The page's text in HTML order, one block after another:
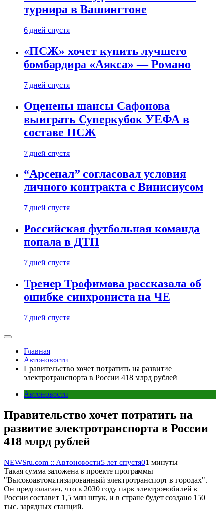
турнира в Вашингтоне
6 дней спустя
«ПСЖ» хочет купить лучшего
бомбардира «Аякса» — Романо
7 дней спустя
Оценены шансы Сафонова
выиграть Суперкубок УЕФА в
составе ПСЖ
7 дней спустя
“Арсенал” согласовал условия
личного контракта с Винисиусом
7 дней спустя
Российская футбольная команда
попала в ДТП
7 дней спустя
Тренер Трофимова рассказала об
ошибке синхрониста на ЧЕ
7 дней спустя
Главная
Автоновости
Правительство хочет потратить на развитие
электротранспорта в России 418 млрд рублей
Автоновости
Правительство хочет потратить на
развитие электротранспорта в России
418 млрд рублей
NEWSru.com :: Автоновости5 лет спустя01 минуты
Такая сумма заложена в проекте программы
"Высокоавтоматизированный электротранспорт в городах".
Он предполагает, что к 2030 году парк электромобилей в
России составит 1,5 млн штук, и в стране будет создано 150
тыс. зарядных станций.